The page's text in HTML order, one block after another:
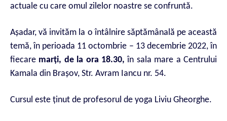
actuale cu care omul zilelor noastre se confruntă.
Așadar, vă invităm la o întâlnire săptămânală pe această
temă, în perioada 11 octombrie – 13 decembrie 2022, în
fiecare marți, de la ora 18.30, în sala mare a Centrului
Kamala din Brașov, Str. Avram Iancu nr. 54.
Cursul este ținut de profesorul de yoga Liviu Gheorghe.